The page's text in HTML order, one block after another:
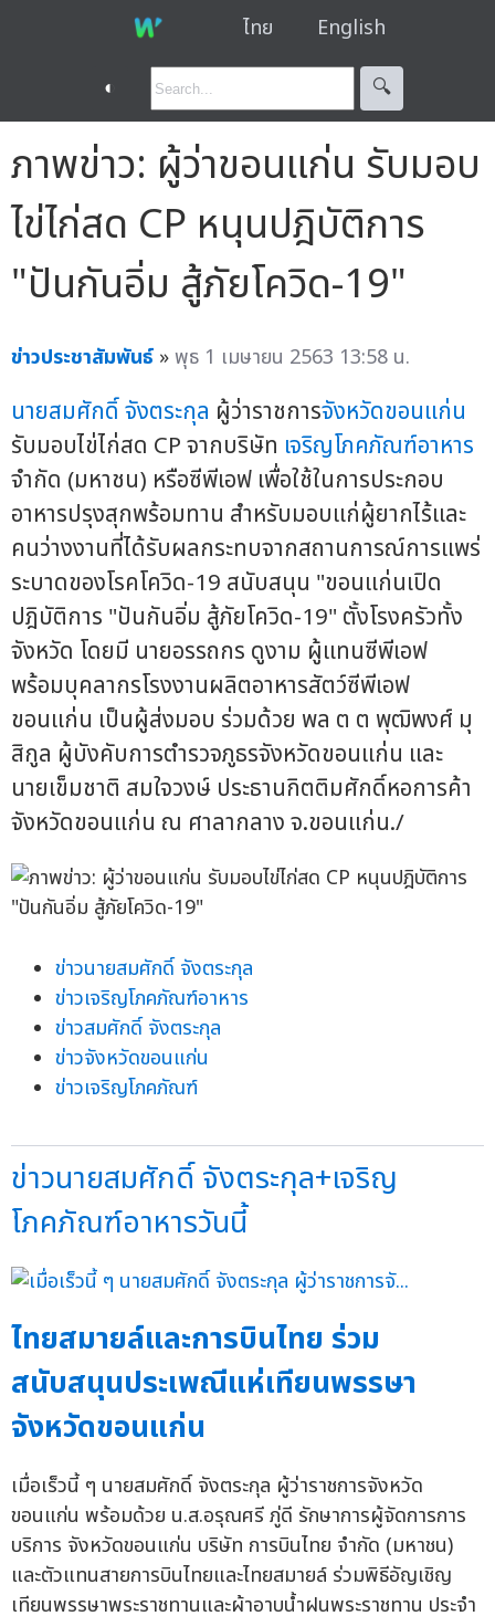
ไทย English
◐ 🔍︎
ภาพข่าว: ผู้ว่าขอนแก่น รับมอบ
ไข่ไก่สด CP หนุนปฎิบัติการ
"ปันกันอิ่ม สู้ภัยโควิด-19"
ข่าวประชาสัมพันธ์ »พุธ 1 เมษายน 2563 13:58 น.
นายสมศักดิ์ จังตระกุล ผู้ว่าราชการจังหวัดขอนแก่น
รับมอบไข่ไก่สด CP จากบริษัท เจริญโภคภัณฑ์อาหาร
จำกัด (มหาชน) หรือซีพีเอฟ เพื่อใช้ในการประกอบ
อาหารปรุงสุกพร้อมทาน สำหรับมอบแก่ผู้ยากไร้และ
คนว่างงานที่ได้รับผลกระทบจากสถานการณ์การแพร่
ระบาดของโรคโควิด-19 สนับสนุน "ขอนแก่นเปิด
ปฎิบัติการ "ปันกันอิ่ม สู้ภัยโควิด-19" ตั้งโรงครัวทั้ง
จังหวัด โดยมี นายอรรถกร ดูงาม ผู้แทนซีพีเอฟ
พร้อมบุคลากรโรงงานผลิตอาหารสัตว์ซีพีเอฟ
ขอนแก่น เป็นผู้ส่งมอบ ร่วมด้วย พล ต ต พุฒิพงศ์ มุ
สิกูล ผู้บังคับการตำรวจภูธรจังหวัดขอนแก่น และ
นายเข็มชาติ สมใจวงษ์ ประธานกิตติมศักดิ์หอการค้า
จังหวัดขอนแก่น ณ ศาลากลาง จ.ขอนแก่น./
ข่าวนายสมศักดิ์ จังตระกุล
ข่าวเจริญโภคภัณฑ์อาหาร
ข่าวสมศักดิ์ จังตระกุล
ข่าวจังหวัดขอนแก่น
ข่าวเจริญโภคภัณฑ์
ข่าวนายสมศักดิ์ จังตระกุล+เจริญ
โภคภัณฑ์อาหารวันนี้
ไทยสมายล์และการบินไทย ร่วม
สนับสนุนประเพณีแห่เทียนพรรษา
จังหวัดขอนแก่น
เมื่อเร็วนี้ ๆ นายสมศักดิ์ จังตระกุล ผู้ว่าราชการจังหวัด
ขอนแก่น พร้อมด้วย น.ส.อรุณศรี ภู่ดี รักษาการผู้จัดการการ
บริการ จังหวัดขอนแก่น บริษัท การบินไทย จำกัด (มหาชน)
และตัวแทนสายการบินไทยและไทยสมายล์ ร่วมพิธีอัญเชิญ
เทียนพรรษาพระราชทานและผ้าอาบน้ำฝนพระราชทาน ประจำ